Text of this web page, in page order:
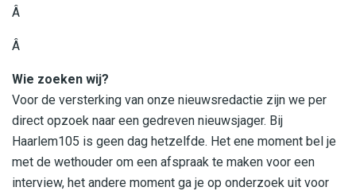
Â
Â
Wie zoeken wij?
Voor de versterking van onze nieuwsredactie zijn we per
direct opzoek naar een gedreven nieuwsjager. Bij
Haarlem105 is geen dag hetzelfde. Het ene moment bel je
met de wethouder om een afspraak te maken voor een
interview, het andere moment ga je op onderzoek uit voor